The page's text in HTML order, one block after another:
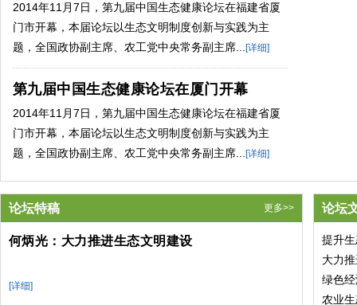
2014年11月7日，第九届中国生态健康论坛在福建省厦
门市开幕，本届论坛以生态文明制度创新与实践为主
题，全国政协副主席、农工党中央常务副主席...
[详细]
第九届中国生态健康论坛在厦门开幕
2014年11月7日，第九届中国生态健康论坛在福建省厦
门市开幕，本届论坛以生态文明制度创新与实践为主
题，全国政协副主席、农工党中央常务副主席...
[详细]
论坛特稿 更多>>
何炳光：大力推进生态文明建设
[详细]
论坛
提升
大力
绿色
农业